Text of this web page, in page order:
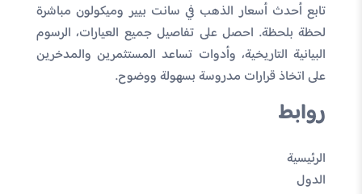
تابع أحدث أسعار الذهب في سانت بيير وميكولون مباشرة
لحظة بلحظة. احصل على تفاصيل جميع العيارات، الرسوم
البيانية التاريخية، وأدوات تساعد المستثمرين والمدخرين
على اتخاذ قرارات مدروسة بسهولة ووضوح.
روابط
الرئيسية
الدول